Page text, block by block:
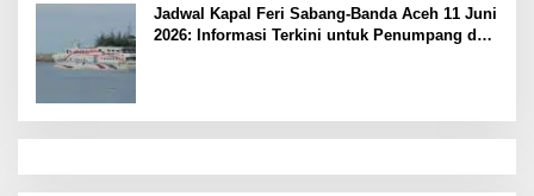
Jadwal Kapal Feri Sabang-Banda Aceh 11 Juni
2026: Informasi Terkini untuk Penumpang dan